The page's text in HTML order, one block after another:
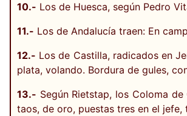
10.- Los de Huesca, según Pedro
11.- Los de Andalucía traen: En
12.- Los de Castilla, radicados en
plata, volando. Bordura de gules,
13.- Según Rietstap, los Coloma
taos, de oro, puestas tres en el